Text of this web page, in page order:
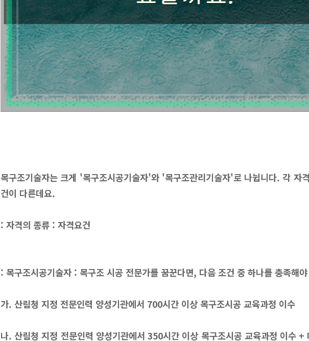
목구조기술자는 크게 '목구조시공기술자'와 '목구조관리기술자'로 나뉩니다. 각 자
건이 다른데요.
: 자격의 종류 : 자격요건
: 목구조시공기술자 : 목구조 시공 전문가를 꿈꾼다면, 다음 조건 중 하나를 충족해
가. 산림청 지정 전문인력 양성기관에서 700시간 이상 목구조시공 교육과정 이수
나. 산림청 지정 전문인력 양성기관에서 350시간 이상 목구조시공 교육과정 이수 +